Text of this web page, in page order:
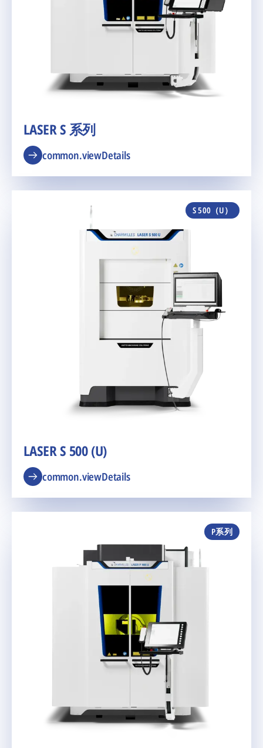
LASER S 系列
common.viewDetails
LASER S 500 (U)
common.viewDetails
S 500（U）
P系列